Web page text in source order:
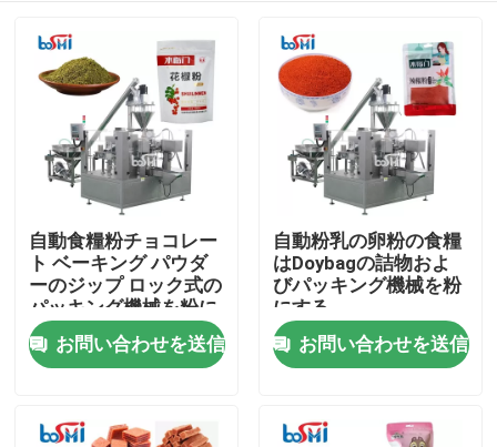
ホーム
自動食糧粉チョコレー
ト ベーキング パウダ
ーのジップ ロック式の
パッキング機械を粉に
するため
お問い合わせを送信
自動粉乳の卵粉の食糧
はDoybagの詰物およ
びパッキング機械を粉
にする
お問い合わせを送信